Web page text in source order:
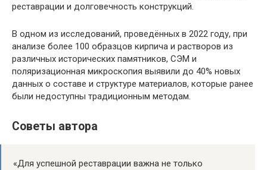
реставрации и долговечность конструкций.
В одном из исследований, проведённых в 2022 году, при
анализе более 100 образцов кирпича и растворов из
различных исторических памятников, СЭМ и
поляризационная микроскопия выявили до 40% новых
данных о составе и структуре материалов, которые ранее
были недоступны традиционным методам.
Советы автора
«Для успешной реставрации важна не только